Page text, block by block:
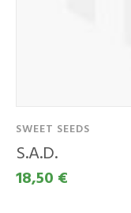
SWEET SEEDS
S.A.D.
18,50 €